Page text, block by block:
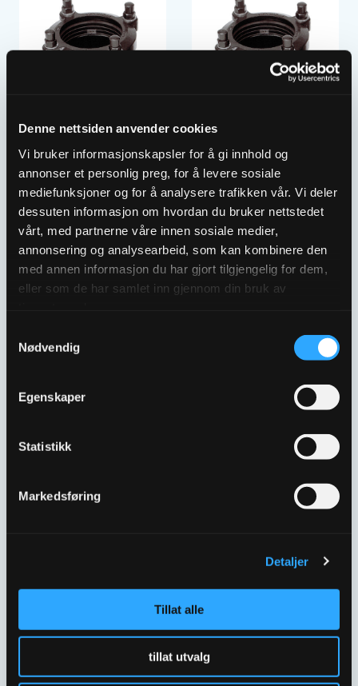
Denne nettsiden anvender cookies
Vi bruker informasjonskapsler for å gi innhold og
annonser et personlig preg, for å levere sosiale
mediefunksjoner og for å analysere trafikken vår. Vi deler
dessuten informasjon om hvordan du bruker nettstedet
vårt, med partnerne våre innen sosiale medier,
annonsering og analysearbeid, som kan kombinere den
med annen informasjon du har gjort tilgjengelig for dem,
eller som de har samlet inn gjennom din bruk av
Nødvendig
Egenskaper
Statistikk
Markedsføring
Detaljer
Tillat alle
tillat utvalg
FLENSEMUFFE DN125
MEGA 132-161MM
2107876
FLENSEMUFFE DN150
MEGA 158-193MM
2107879
FLENSEMUFFE DN175
FLENSEMUFFE DN200
MEGA 218-252MM
FLENSEMUFFE DN250
2107889
FLENSEMUFFE DN300
2107893